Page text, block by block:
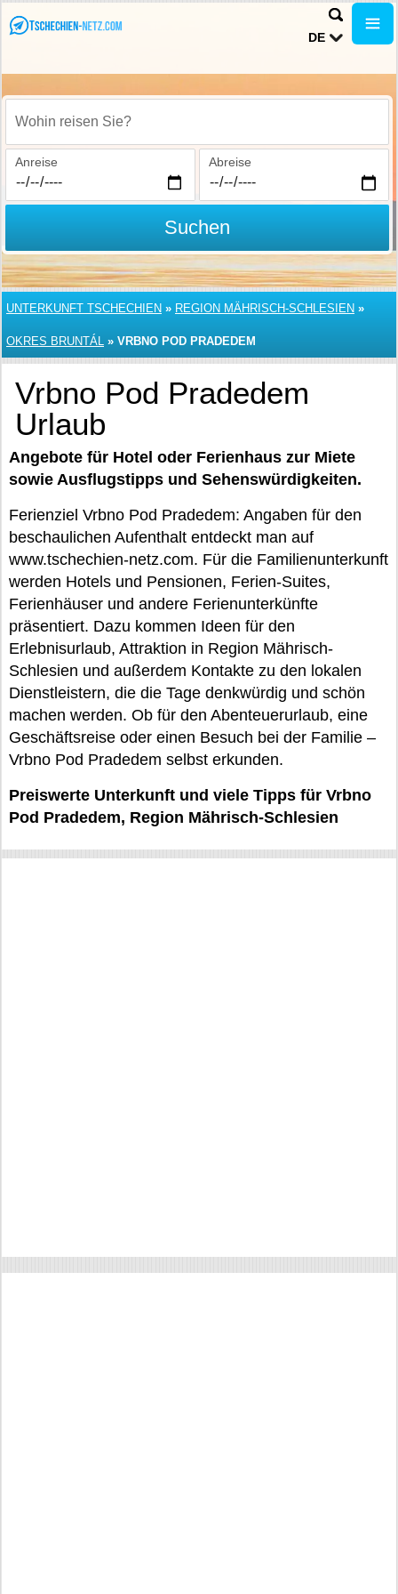
DE
Wohin reisen Sie?
Anreise Abreise
Suchen
UNTERKUNFT TSCHECHIEN » REGION MÄHRISCH-SCHLESIEN »
OKRES BRUNTÁL » VRBNO POD PRADEDEM
Vrbno Pod Pradedem
Urlaub
Angebote für Hotel oder Ferienhaus zur Miete
sowie Ausflugstipps und Sehenswürdigkeiten.
Ferienziel Vrbno Pod Pradedem: Angaben für den
beschaulichen Aufenthalt entdeckt man auf
www.tschechien-netz.com. Für die Familienunterkunft
werden Hotels und Pensionen, Ferien-Suites,
Ferienhäuser und andere Ferienunterkünfte
präsentiert. Dazu kommen Ideen für den
Erlebnisurlaub, Attraktion in Region Mährisch-
Schlesien und außerdem Kontakte zu den lokalen
Dienstleistern, die die Tage denkwürdig und schön
machen werden. Ob für den Abenteuerurlaub, eine
Geschäftsreise oder einen Besuch bei der Familie –
Vrbno Pod Pradedem selbst erkunden.
Preiswerte Unterkunft und viele Tipps für Vrbno
Pod Pradedem, Region Mährisch-Schlesien